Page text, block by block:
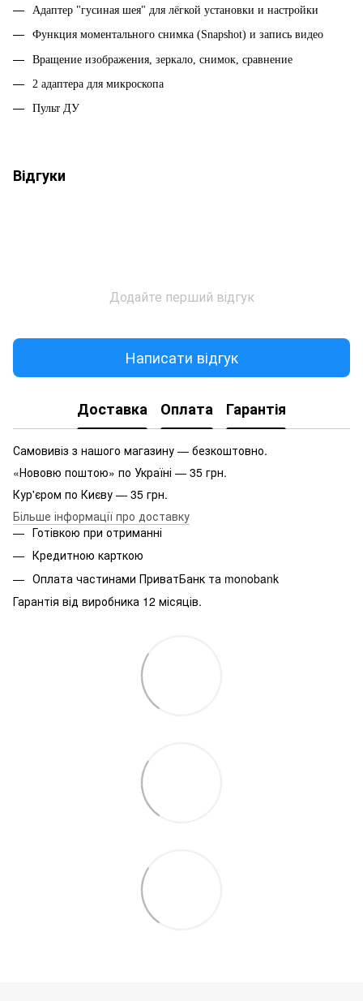
Адаптер "гусиная шея" для лёгкой установки и настройки
Функция моментального снимка (Snapshot) и запись видео
Вращение изображения, зеркало, снимок, сравнение
2 адаптера для микроскопа
Пульт ДУ
Відгуки
Додайте перший відгук
Написати відгук
Доставка Оплата Гарантія
Самовивіз з нашого магазину — безкоштовно.
«Нововю поштою» по Україні — 35 грн.
Кур'єром по Києву — 35 грн.
Більше інформації про доставку
Готівкою при отриманні
Кредитною карткою
Оплата частинами ПриватБанк та monobank
Гарантія від виробника 12 місяців.